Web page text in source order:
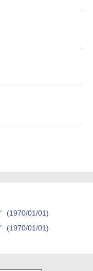
(1970/01/01)
(1970/01/01)